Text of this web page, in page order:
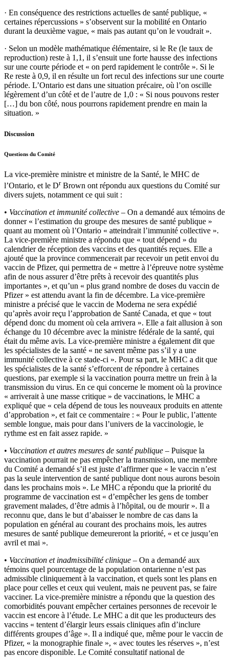
· En conséquence des restrictions actuelles de santé publique, «
certaines répercussions » s’observent sur la mobilité en Ontario
durant la deuxième vague, « mais pas autant qu’on le voudrait ».
· Selon un modèle mathématique élémentaire, si le Re (le taux de
reproduction) reste à 1,1, il s’ensuit une forte hausse des infections
sur une courte période et « on perd rapidement le contrôle ». Si le
Re reste à 0,9, il en résulte un fort recul des infections sur une courte
période. L’Ontario est dans une situation précaire, où l’on oscille
légèrement d’un côté et de l’autre de 1,0 : « Si nous pouvons rester
[…] du bon côté, nous pourrons rapidement prendre en main la
situation. »
Discussion
Questions du Comité
La vice-première ministre et ministre de la Santé, le MHC de
l’Ontario, et le DrBrown ont répondu aux questions du Comité sur
divers sujets, notamment ce qui suit :
• Vaccination et immunité collective – On a demandé aux témoins de
donner « l’estimation du groupe des mesures de santé publique »
quant au moment où l’Ontario « atteindrait l’immunité collective ».
La vice-première ministre a répondu que « tout dépend » du
calendrier de réception des vaccins et des quantités reçues. Elle a
ajouté que la province commencerait par recevoir un petit envoi du
vaccin de Pfizer, qui permettra de « mettre à l’épreuve notre système
afin de nous assurer d’être prêts à recevoir des quantités plus
importantes », et qu’un « plus grand nombre de doses du vaccin de
Pfizer » est attendu avant la fin de décembre. La vice-première
ministre a précisé que le vaccin de Moderna ne sera expédié
qu’après avoir reçu l’approbation de Santé Canada, et que « tout
dépend donc du moment où cela arrivera ». Elle a fait allusion à son
échange du 10 décembre avec la ministre fédérale de la santé, qui
était du même avis. La vice-première ministre a également dit que
les spécialistes de la santé « ne savent même pas s’il y a une
immunité collective à ce stade-ci ». Pour sa part, le MHC a dit que
les spécialistes de la santé s’efforcent de répondre à certaines
questions, par exemple si la vaccination pourra mettre un frein à la
transmission du virus. En ce qui concerne le moment où la province
« arriverait à une masse critique » de vaccinations, le MHC a
expliqué que « cela dépend de tous les nouveaux produits en attente
d’approbation », et fait ce commentaire : « Pour le public, l’attente
semble longue, mais pour dans l’univers de la vaccinologie, le
rythme est en fait assez rapide. »
• Vaccination et autres mesures de santé publique – Puisque la
vaccination pourrait ne pas empêcher la transmission, une membre
du Comité a demandé s’il est juste d’affirmer que « le vaccin n’est
pas la seule intervention de santé publique dont nous aurons besoin
dans les prochains mois ». Le MHC a répondu que la priorité du
programme de vaccination est « d’empêcher les gens de tomber
gravement malades, d’être admis à l’hôpital, ou de mourir ». Il a
reconnu que, dans le but d’abaisser le nombre de cas dans la
population en général au courant des prochains mois, les autres
mesures de santé publique demeureront la priorité, « et ce jusqu’en
avril et mai ».
• Vaccination et inadmissibilité clinique – On a demandé aux
témoins quel pourcentage de la population ontarienne n’est pas
admissible cliniquement à la vaccination, et quels sont les plans en
place pour celles et ceux qui veulent, mais ne peuvent pas, se faire
vacciner. La vice-première ministre a répondu que la question des
comorbidités pouvant empêcher certaines personnes de recevoir le
vaccin est encore à l’étude. Le MHC a dit que les producteurs des
vaccins « tentent d’élargir leurs essais cliniques afin d’inclure
différents groupes d’âge ». Il a indiqué que, même pour le vaccin de
Pfizer, « la monographie finale », « avec toutes les réserves », n’est
pas encore disponible. Le Comité consultatif national de